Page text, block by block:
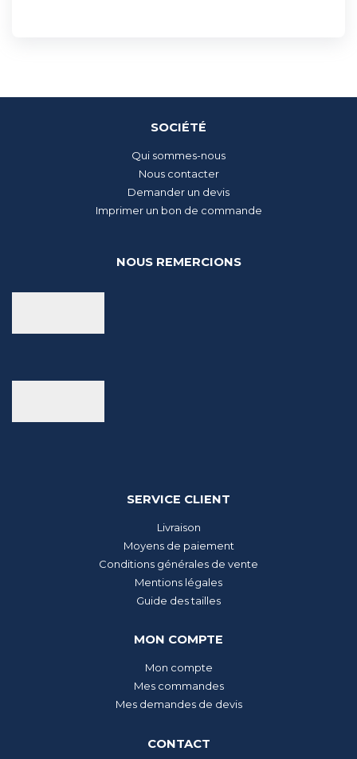
SOCIÉTÉ
Qui sommes-nous
Nous contacter
Demander un devis
Imprimer un bon de commande
NOUS REMERCIONS
SERVICE CLIENT
Livraison
Moyens de paiement
Conditions générales de vente
Mentions légales
Guide des tailles
MON COMPTE
Mon compte
Mes commandes
Mes demandes de devis
CONTACT